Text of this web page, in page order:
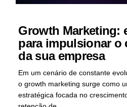
Growth Marketing:
para impulsionar o
da sua empresa
Em um cenário de constante
o growth marketing surge como
estratégica focada no